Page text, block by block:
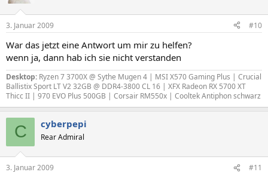
3. Januar 2009 #10
War das jetzt eine Antwort um mir zu helfen?
wenn ja, dann hab ich sie nicht verstanden
Desktop: Ryzen 7 3700X @ Sythe Mugen 4 | MSI X570 Gaming Plus | Crucial
Ballistix Sport LT V2 32GB @ DDR4-3800 CL 16 | XFX Radeon RX 5700 XT
Thicc II | 970 EVO Plus 500GB | Corsair RM550x | Cooltek Antiphon schwarz
C cyberpepi
Rear Admiral
3. Januar 2009 #11